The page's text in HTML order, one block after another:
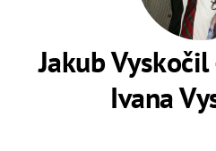
Jakub
Ivana